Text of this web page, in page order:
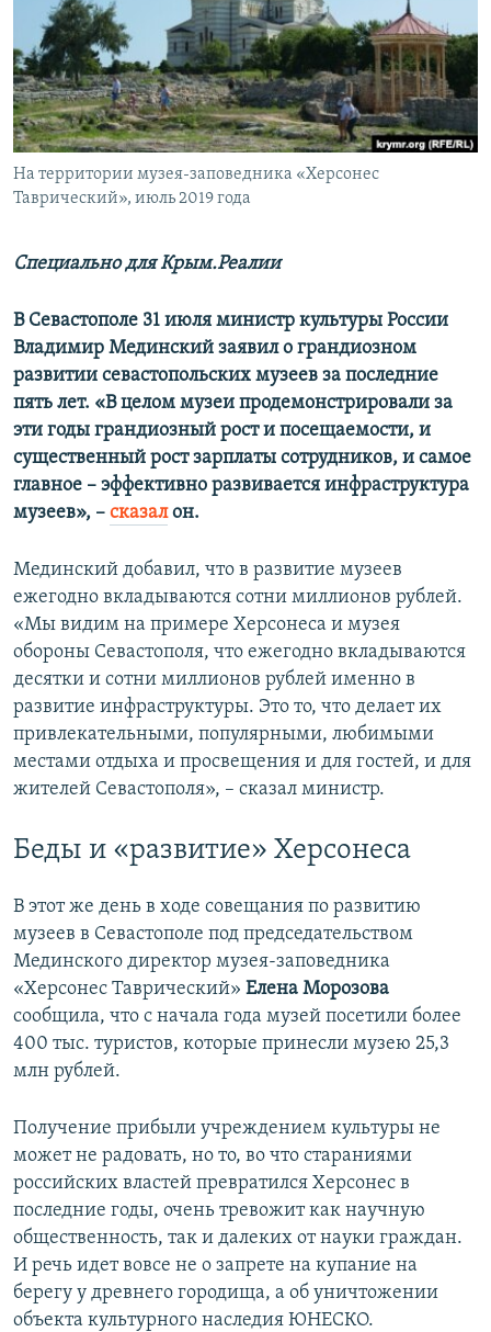
ПОБЕДИТЕЛЕЙ НЕ СУДЯТ?
КРЫМ.НЕПОКОРЕННЫЙ
ELIFBE
УКРАИНСКАЯ ПРОБЛЕМА КРЫМА
ПРИСОЕДИНЯЙТЕСЬ!
Все сайты RFE/RL
На территории музея-заповедника «Херсонес
Таврический», июль 2019 года
Специально для Крым.Реалии
В Севастополе 31 июля министр культуры России
Владимир Мединский заявил о грандиозном
развитии севастопольских музеев за последние
пять лет. «В целом музеи продемонстрировали за
эти годы грандиозный рост и посещаемости, и
существенный рост зарплаты сотрудников, и самое
главное – эффективно развивается инфраструктура
музеев», – сказалон.
Мединский добавил, что в развитие музеев
ежегодно вкладываются сотни миллионов рублей.
«Мы видим на примере Херсонеса и музея
обороны Севастополя, что ежегодно вкладываются
десятки и сотни миллионов рублей именно в
развитие инфраструктуры. Это то, что делает их
привлекательными, популярными, любимыми
местами отдыха и просвещения и для гостей, и для
жителей Севастополя», – сказал министр.
Беды и «развитие» Херсонеса
В этот же день в ходе совещания по развитию
музеев в Севастополе под председательством
Мединского директор музея-заповедника
«Херсонес Таврический» Елена Морозова
сообщила, что с начала года музей посетили более
400 тыс. туристов, которые принесли музею 25,3
млн рублей.
Получение прибыли учреждением культуры не
может не радовать, но то, во что стараниями
российских властей превратился Херсонес в
последние годы, очень тревожит как научную
общественность, так и далеких от науки граждан.
И речь идет вовсе не о запрете на купание на
берегу у древнего городища, а об уничтожении
объекта культурного наследия ЮНЕСКО.